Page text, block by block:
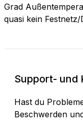
Grad
quasi kein Festnetz/
Support- und
Hast du
Beschwerden